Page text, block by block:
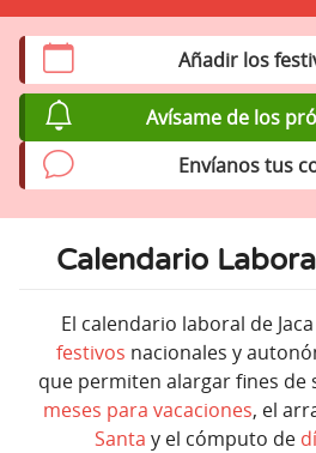
Calendario
El calendario laboral de
festivos nacionales y
que permiten alargar fines de
meses para vacaciones, el
Santa y el cómputo de
Añadir los
Avísame de los
Envíanos tus